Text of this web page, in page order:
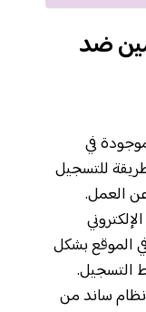
ضد
في
للتسجيل
العمل.
الموقع بشكل
التسجيل.
ساند من